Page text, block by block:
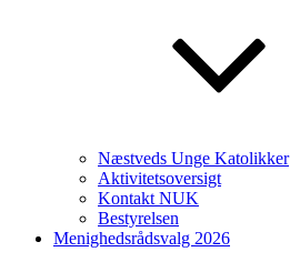
Næstveds Unge Katolikker
Aktivitetsoversigt
Kontakt NUK
Bestyrelsen
Menighedsrådsvalg 2026